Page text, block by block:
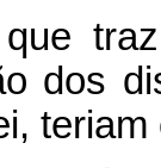
dos